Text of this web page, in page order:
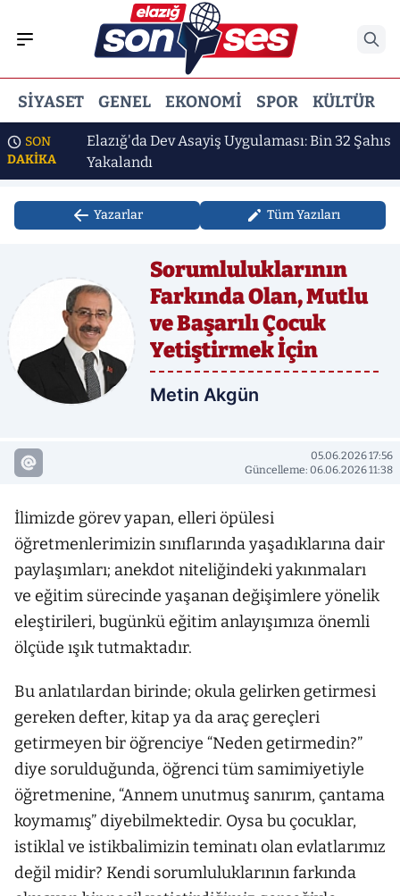
SIYASET GENEL EKONOMI SPOR KÜLTÜR
SON
DAKİKA
Elazığ'da Dev Asayiş Uygulaması: Bin 32 Şahıs
Yakalandı
Yazarlar Tüm Yazıları
Sorumluluklarının
Farkında Olan, Mutlu
ve Başarılı Çocuk
Yetiştirmek İçin
Metin Akgün
05.06.2026 17:56
Güncelleme: 06.06.2026 11:38
İlimizde görev yapan, elleri öpülesi
öğretmenlerimizin sınıflarında yaşadıklarına dair
paylaşımları; anekdot niteliğindeki yakınmaları
ve eğitim sürecinde yaşanan değişimlere yönelik
eleştirileri, bugünkü eğitim anlayışımıza önemli
ölçüde ışık tutmaktadır.
Bu anlatılardan birinde; okula gelirken getirmesi
gereken defter, kitap ya da araç gereçleri
getirmeyen bir öğrenciye “Neden getirmedin?”
diye sorulduğunda, öğrenci tüm samimiyetiyle
öğretmenine, “Annem unutmuş sanırım, çantama
koymamış” diyebilmektedir. Oysa bu çocuklar,
istiklal ve istikbalimizin teminatı olan evlatlarımız
değil midir? Kendi sorumluluklarının farkında